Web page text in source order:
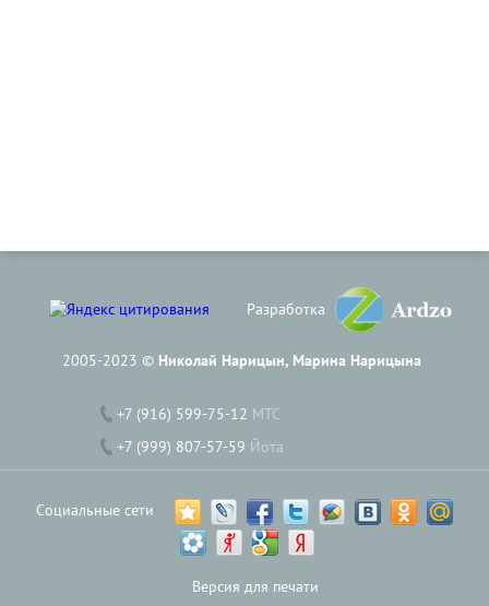
Разработка
2005-2023 © Николай Нарицын, Марина Нарицына
+7 (916) 599-75-12 МТС
+7 (999) 807-57-59 Йота
Социальные сети
Версия для печати